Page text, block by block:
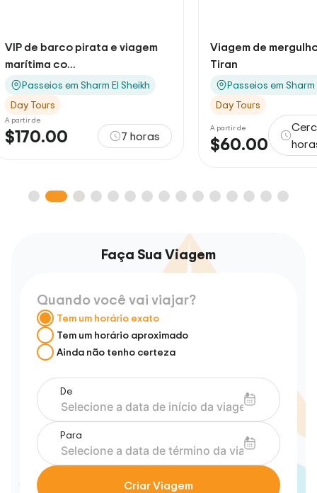
Viagem de mergulho à ilha de
Tiran
Passeios em Sharm El Sheikh
Day Tours
$60.00
Cerca de 8
horas
Alf Leila Wa
El Sheikh
Passeios em
Day Tours
A partir de
$105.00
Faça Sua Viagem
Quando você vai viajar?
Tem um horário exato
Tem um horário aproximado
Ainda não tenho certeza
De
Para
Criar Viagem